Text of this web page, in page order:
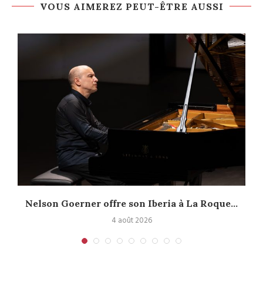
VOUS AIMEREZ PEUT-ÊTRE AUSSI
Nelson Goerner offre son Iberia à La Roque...
4 août 2026